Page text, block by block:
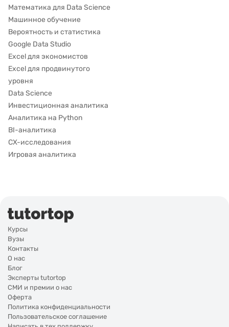
Математика для Data Science
Машинное обучение
Вероятность и статистика
Google Data Studio
Excel для экономистов
Excel для продвинутого
уровня
Data Science
Инвестиционная аналитика
Аналитика на Python
BI-аналитика
CX-исследования
Игровая аналитика
Курсы
Вузы
Контакты
О нас
Блог
Эксперты tutortop
СМИ и премии о нас
Оферта
Политика конфиденциальности
Пользовательское соглашение